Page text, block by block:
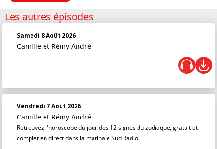
Les autres épisodes
Samedi 8 Août 2026
Camille et Rémy André
Vendredi 7 Août 2026
Camille et Rémy André
Retrouvez l'horoscope du jour des 12 signes du zodiaque, gratuit et
complet en direct dans la matinale Sud Radio.